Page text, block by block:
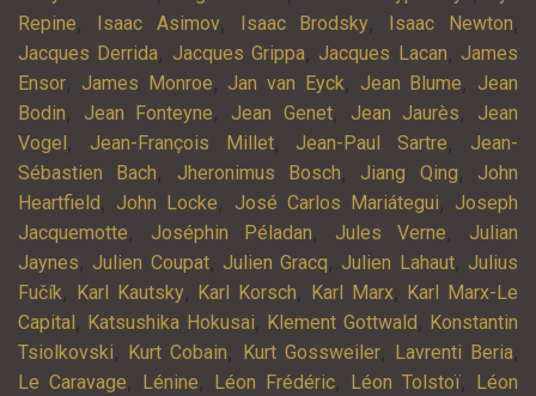
Repine, Isaac Asimov, Isaac Brodsky, Isaac Newton,
Jacques Derrida, Jacques Grippa, Jacques Lacan, James
Ensor, James Monroe, Jan van Eyck, Jean Blume, Jean
Bodin, Jean Fonteyne, Jean Genet, Jean Jaurès, Jean
Vogel , Jean-François Millet, Jean-Paul Sartre, Jean-
Sébastien Bach, Jheronimus Bosch, Jiang Qing, John
Heartfield , John Locke, José Carlos Mariátegui, Joseph
Jacquemotte, Joséphin Péladan, Jules Verne, Julian
Jaynes, Julien Coupat, Julien Gracq, Julien Lahaut, Julius
Fučík, Karl Kautsky, Karl Korsch, Karl Marx, Karl Marx-Le
Capital , Katsushika Hokusai, Klement Gottwald , Konstantin
Tsiolkovski, Kurt Cobain, Kurt Gossweiler, Lavrenti Beria,
Le Caravage, Lénine, Léon Frédéric, Léon Tolstoï,
Léon